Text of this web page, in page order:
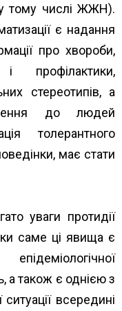
тому числі ЖЖН).
є надання
про хвороби,
профілактики,
стереотипів, а
до людей
толерантного
має стати
уваги протидії
саме ці явища є
а також є однією з
всередині